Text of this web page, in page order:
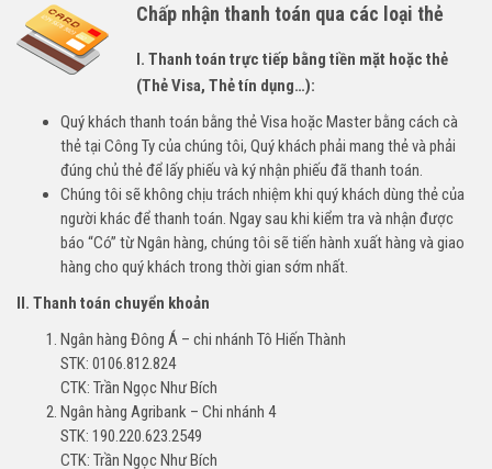
Chấp nhận thanh toán qua các loại thẻ
I. Thanh toán trực tiếp bằng tiền mặt hoặc thẻ
(Thẻ Visa, Thẻ tín dụng…):
Quý khách thanh toán bằng thẻ Visa hoặc Master bằng cách cà
thẻ tại Công Ty của chúng tôi, Quý khách phải mang thẻ và phải
đúng chủ thẻ để lấy phiếu và ký nhận phiếu đã thanh toán.
Chúng tôi sẽ không chịu trách nhiệm khi quý khách dùng thẻ của
người khác để thanh toán. Ngay sau khi kiểm tra và nhận được
báo “Có” từ Ngân hàng, chúng tôi sẽ tiến hành xuất hàng và giao
hàng cho quý khách trong thời gian sớm nhất.
II. Thanh toán chuyển khoản
Ngân hàng Đông Á – chi nhánh Tô Hiến Thành
STK: 0106.812.824
CTK: Trần Ngọc Như Bích
Ngân hàng Agribank – Chi nhánh 4
STK: 190.220.623.2549
CTK: Trần Ngọc Như Bích